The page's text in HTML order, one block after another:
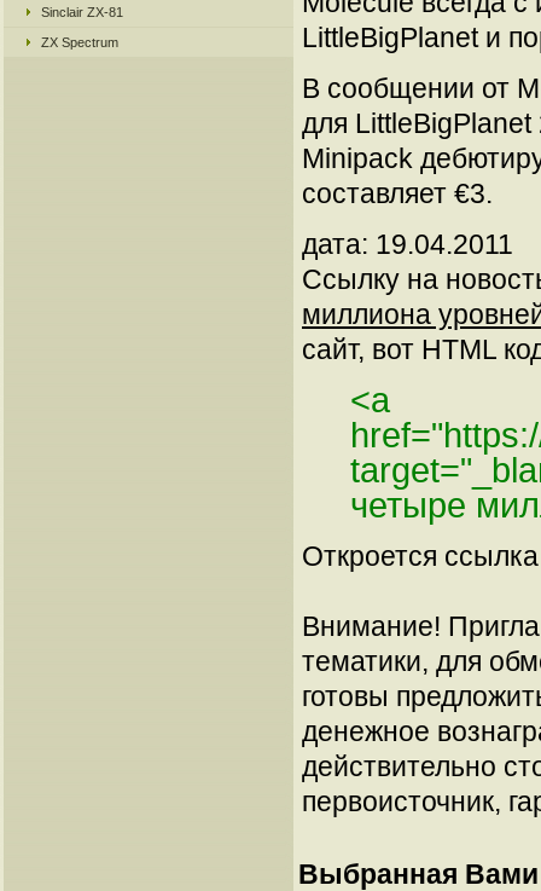
Sinclair ZX-81
ZX Spectrum
LittleBigPlanet и
В сообщении от
для
Minipack
составляет €3.
дата: 19.04.2011
Ссылку на
миллиона
сайт, вот HTML
<a
четыре
Откроется
Внимание!
тематики, для
готовы
денежное
действительно
первоисточник,
Выбранная Вами